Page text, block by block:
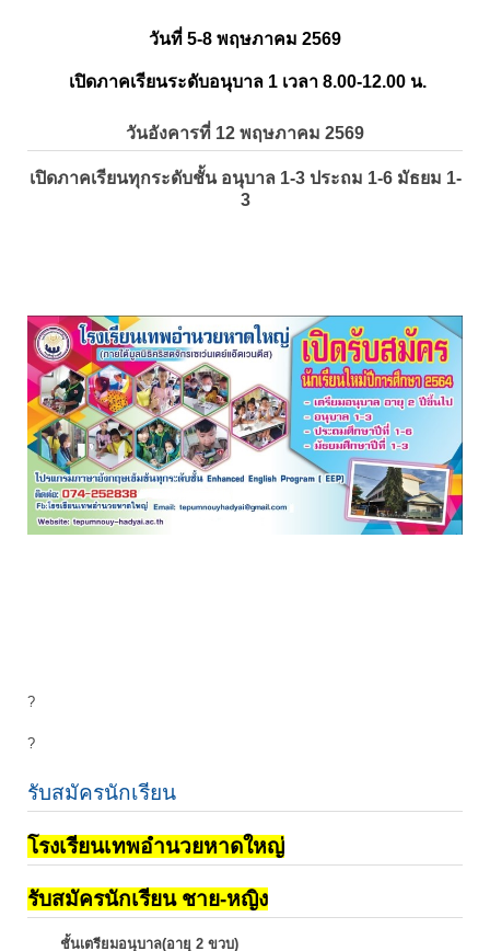
วันที่ 5-8 พฤษภาคม 2569
เปิดภาคเรียนระดับอนุบาล 1 เวลา 8.00-12.00 น.
วันอังคารที่ 12 พฤษภาคม 2569
เปิดภาคเรียนทุกระดับชั้น อนุบาล 1-3 ประถม 1-6 มัธยม 1-
3
?
?
รับสมัครนักเรียน
โรงเรียนเทพอำนวยหาดใหญ่
รับสมัครนักเรียน ชาย-หญิง
ชั้นเตรียมอนุบาล(อายุ 2 ขวบ)